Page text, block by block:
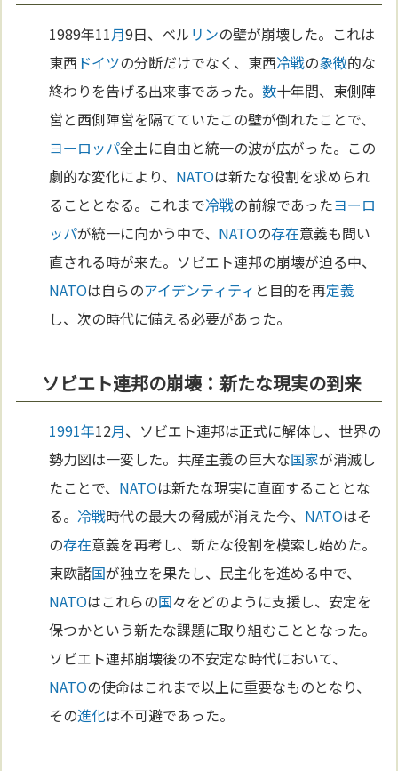
1989年11月9日、ベルリンの壁が崩壊した。これは
東西 ドイツの分断だけでなく、東西冷戦の象徴的な
終わりを告げる出来事であった。数十年間、東側陣
営と西側陣営を隔てていたこの壁が倒れたことで、
ヨーロッパ全土に自由と統一の波が広がった。この
劇的な変化により、 NATOは新たな役割を求められ
ることとなる。これまで冷戦の前線であったヨーロ
ッパが統一に向かう中で、 NATOの存在意義も問い
直される時が来た。ソビエト連邦の崩壊が迫る中、
NATOは自らのアイデンティティ と目的を再定義
し、次の時代に備える必要があった。
ソビエト連邦の崩壊：新たな現実の到来
1991年12月、ソビエト連邦は正式に解体し、世界の
勢力図は一変した。共産主義の巨大な国家が消滅し
たことで、 NATOは新たな現実に直面することとな
る。冷戦時代の最大の脅威が消えた今、 NATOはそ
の存在意義を再考し、新たな役割を模索し始めた。
東欧諸国が独立を果たし、民主化を進める中で、
NATOはこれらの国々をどのように支援し、安定を
保つかという新たな課題に取り組むこととなった。
ソビエト連邦崩壊後の不安定な時代において、
NATOの使命はこれまで以上に重要なものとなり、
その進化は不可避であった。